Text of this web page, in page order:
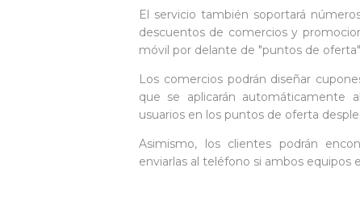
El servicio también soportará
descuentos de comercios y
móvil por delante de "puntos de
Los comercios podrán diseñar
que se aplicarán automáticamente
usuarios en los puntos de oferta
Asimismo, los clientes podrán
enviarlas al teléfono si ambos equipos